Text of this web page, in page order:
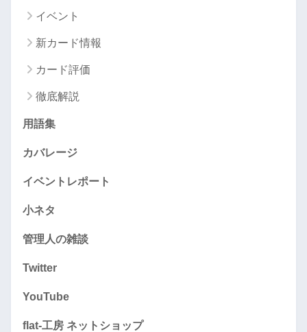
イベント
新カード情報
カード評価
徹底解説
用語集
カバレージ
イベントレポート
小ネタ
管理人の雑談
Twitter
YouTube
flat-工房 ネットショップ